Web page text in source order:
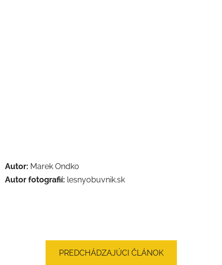
Autor: Marek Ondko
Autor fotografií: lesnyobuvnik.sk
PREDCHÁDZAJÚCI ČLÁNOK